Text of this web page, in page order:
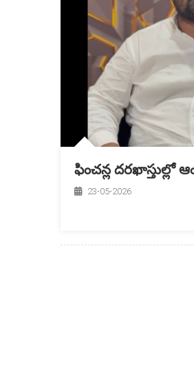
ఫించన్ల దరఖాస్తుల్లో
23-05-2026